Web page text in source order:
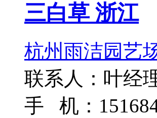
三白草 浙江
杭州雨洁园艺
联系人：叶经
手 机：